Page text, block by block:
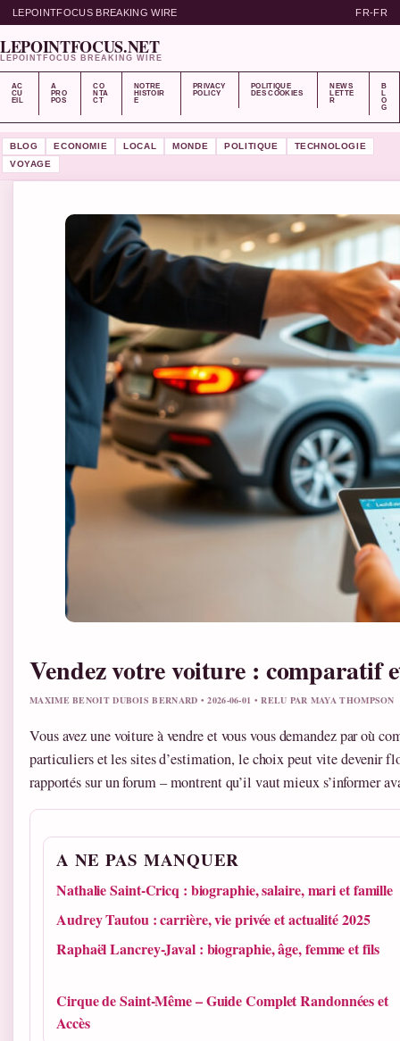
LEPOINTFOCUS BREAKING WIRE FR-FR
LEPOINTFOCUS.NET
LEPOINTFOCUS BREAKING WIRE
AC
CU
EIL
A
PRO
POS
CO
NTA
CT
NOTRE
HISTOIR
E
PRIVACY
POLICY
POLITIQUE
DES COOKIES
NEWS
LETTE
R
B
L
O
G
BLOG ECONOMIE LOCAL MONDE POLITIQUE
TECHNOLOGIE
VOYAGE
Vendez votre voiture : comparatif
MAXIME BENOIT DUBOIS BERNARD • 2026-06-01 • RELU PAR MAYA THOMPSON
Vous avez une voiture à vendre et vous vous demandez par où
particuliers et les sites d’estimation, le choix peut vite devenir
rapportés sur un forum – montrent qu’il vaut mieux s’informer
A NE PAS MANQUER
Nathalie Saint-Cricq : biographie, salaire, mari et famille
Audrey Tautou : carrière, vie privée et actualité 2025
Raphaël Lancrey-Javal : biographie, âge, femme et fils
Cirque de Saint-Même – Guide Complet Randonnées et
Accès